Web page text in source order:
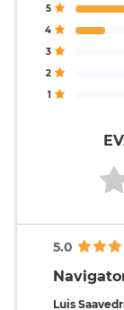
5
4
3
2
1
5.0
Luis